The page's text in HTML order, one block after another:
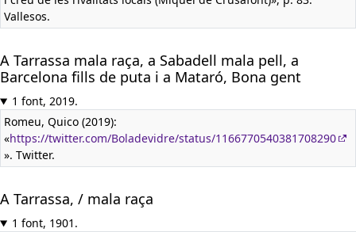
Vallesos.
A Tarrassa mala raça, a Sabadell mala pell, a
Barcelona fills de puta i a Mataró, Bona gent
1 font, 2019.
Romeu, Quico (2019):
«https://twitter.com/Boladevidre/status/1166770540381708290
». Twitter.
A Tarrassa, / mala raça
1 font, 1901.